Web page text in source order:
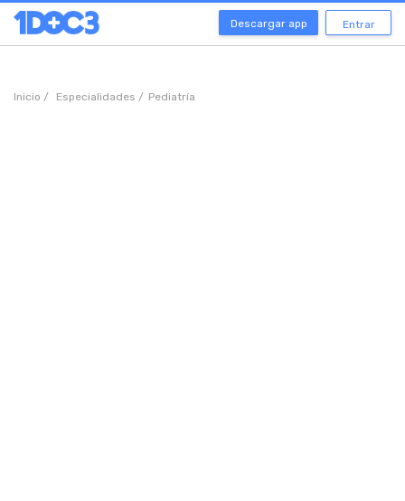
Descargar app Entrar
Inicio / Especialidades / Pediatría